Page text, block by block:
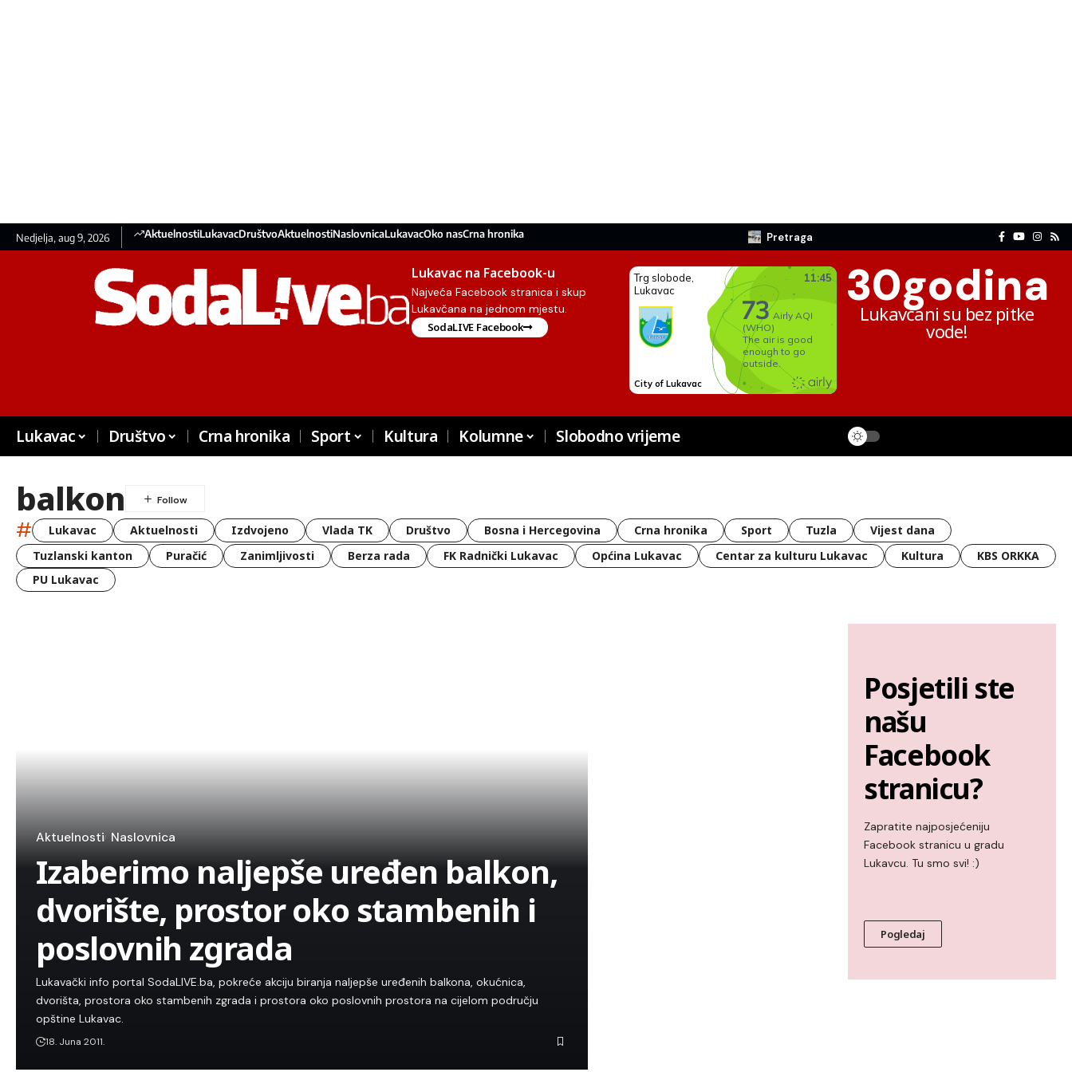
Nedjelja, aug 9, 2026 AktuelnostiLukavacDruštvoAktuelnostiNaslovnicaLukavacOko nasCrna hronika Pretraga
Lukavac na Facebook-u
Najveća Facebook stranica i skup
Lukavčana na jednom mjestu.
SodaLIVE Facebook
30godina
Lukavčani su bez pitke
vode!
Lukavac Društvo Crna hronika Sport Kultura Kolumne Slobodno vrijeme
balkon
# Lukavac Aktuelnosti Izdvojeno Vlada TK Društvo Bosna i Hercegovina Crna hronika Sport Tuzla
Vijest dana
Tuzlanski kanton
Puračić Zanimljivosti Berza rada FK Radnički Lukavac Općina Lukavac Centar za kulturu Lukavac Kultura
KBS ORKKA
PU Lukavac
Aktuelnosti Naslovnica
Izaberimo naljepše uređen balkon,
dvorište, prostor oko stambenih i
poslovnih zgrada
Lukavački info portal SodaLIVE.ba, pokreće akciju biranja naljepše uređenih balkona, okućnica,
dvorišta, prostora oko stambenih zgrada i prostora oko poslovnih prostora na cijelom području
opštine Lukavac.
18. Juna 2011.
Posjetili ste
našu
Facebook
stranicu?
Zapratite najposjećeniju
Facebook stranicu u gradu
Lukavcu. Tu smo svi! :)
Pogledaj